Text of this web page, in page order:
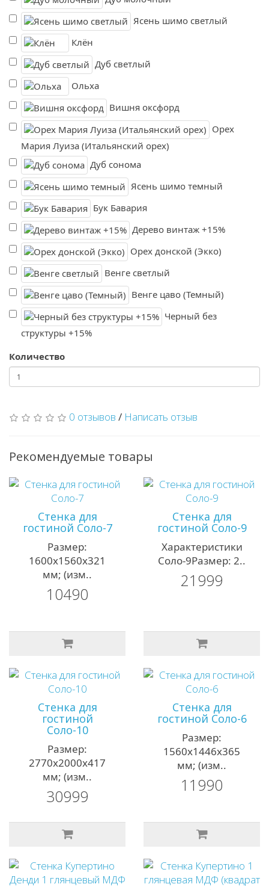
Ясень шимо светлый
Клён
Дуб светлый
Ольха
Вишня оксфорд
Орех
Мария Луиза (Итальянский орех)
Дуб сонома
Ясень шимо темный
Бук Бавария
Дерево винтаж +15%
Орех донской (Экко)
Венге светлый
Венге цаво (Темный)
Черный без
структуры +15%
Количество
0 отзывов / Написать отзыв
Рекомендуемые товары
Стенка для
гостиной Соло-7
Размер:
1600х1560х321
мм; (изм..
10490
Стенка для
гостиной Соло-9
Характеристики
Соло-9Размер: 2..
21999
Стенка для
гостиной
Соло-10
Размер:
2770х2000х417
мм; (изм..
30999
Стенка для
гостиной Соло-6
Размер:
1560х1446х365
мм; (изм..
11990